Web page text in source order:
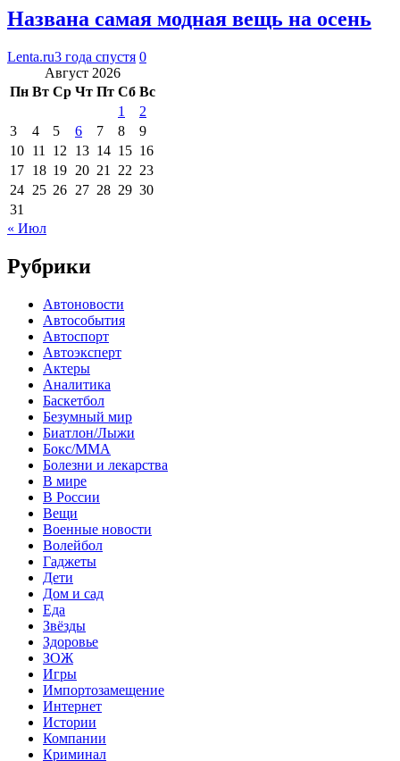
Названа самая модная вещь на осень
Lenta.ru3 года спустя 0
Август 2026
Пн Вт Ср Чт Пт Сб Вс
1
2
3
4 5 6 7 8
9
10 11 12 13 14 15 16
17 18 19 20 21 22 23
24 25 26 27 28 29 30
31
« Июл
Рубрики
Автоновости
Автособытия
Автоспорт
Автоэксперт
Актеры
Аналитика
Баскетбол
Безумный мир
Биатлон/Лыжи
Бокс/MMA
Болезни и лекарства
В мире
В России
Вещи
Военные новости
Волейбол
Гаджеты
Дети
Дом и сад
Еда
Звёзды
Здоровье
ЗОЖ
Игры
Импортозамещение
Интернет
Истории
Компании
Криминал